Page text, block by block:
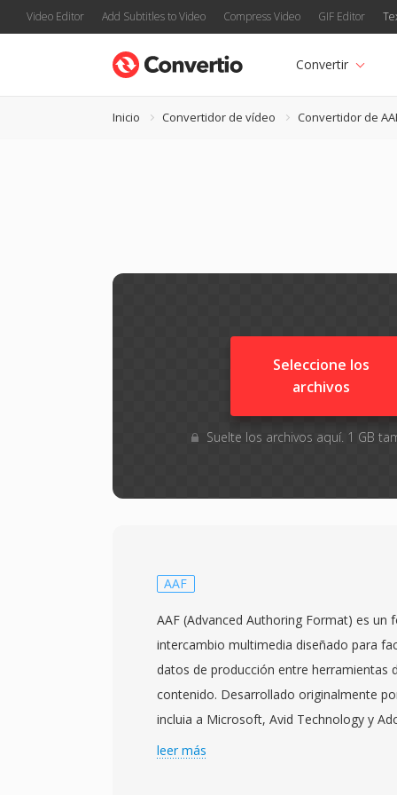
Video Editor Add Subtitles to Video Compress Video GIF Editor
Convertir
Inicio Convertidor de vídeo Convertidor de
Seleccione los
archivos
Suelte los archivos aquí. 1 GB
AAF
AAF (Advanced Authoring Format) es un
intercambio multimedia diseñado para
datos de producción entre herramientas
contenido. Desarrollado originalmente
incluia a Microsoft, Avid Technology y
es ahora mantenido por la Advanced
leer más